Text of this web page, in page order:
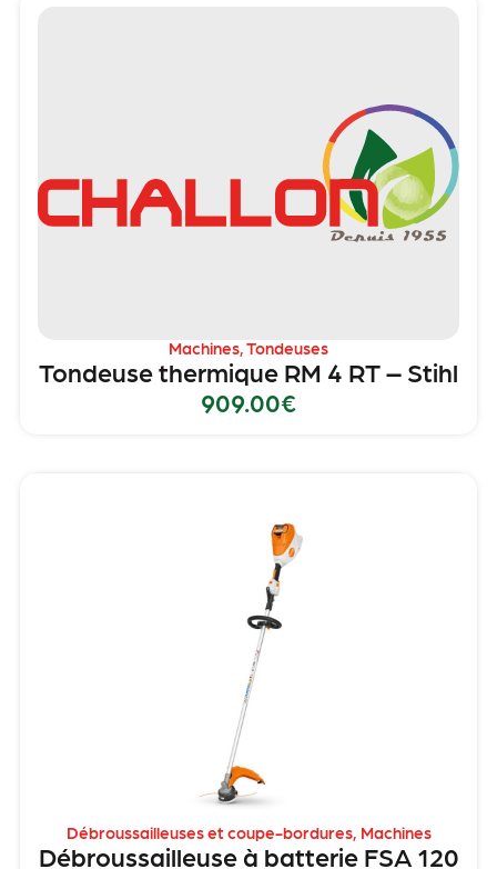
Machines,Tondeuses
Tondeuse thermique RM 4 RT – Stihl
909.00€
Débroussailleuses et coupe-bordures, Machines
Débroussailleuse à batterie FSA 120